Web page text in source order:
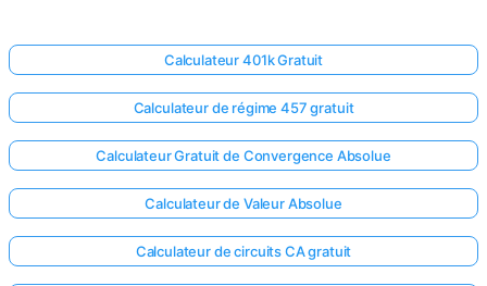
Calculateur 401k Gratuit
Calculateur de régime 457 gratuit
Calculateur Gratuit de Convergence Absolue
Calculateur de Valeur Absolue
Calculateur de circuits CA gratuit